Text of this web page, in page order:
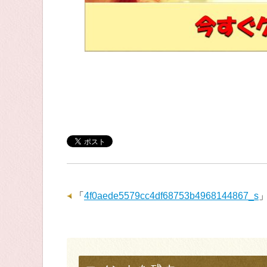
「 4f0aede5579cc4df68753b4968144867_s